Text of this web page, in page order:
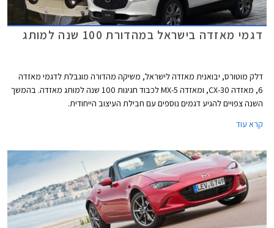
דגמי מאזדה בישראל במהדורת 100 שנה למותג
דלק מוטורס, יבואנית מאזדה לישראל, משיקה מהדורה מוגבלת לדגמי מאזדה
6, מאזדה CX-30, ומאזדה MX-5 לכבוד חגיגות 100 שנה למותג מאזדה. בהמשך
השנה צפויים להגיע דגמים נוספים עם חבילת העיצוב הייחודית.
קרא עוד